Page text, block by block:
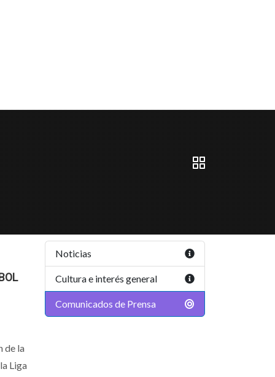
de la
Liga
Noticias
Cultura e interés general
Comunicados de Prensa